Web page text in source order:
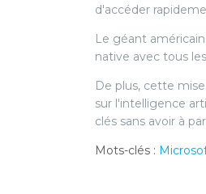
d'accéder
Le géant
native avec tous
De plus, cette
sur l'intelligence
clés sans avoir à
Mots-clés :